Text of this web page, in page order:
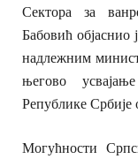
Сектора за
Бабовић објаснио
надлежним
његово
Републике Србије
Могућности